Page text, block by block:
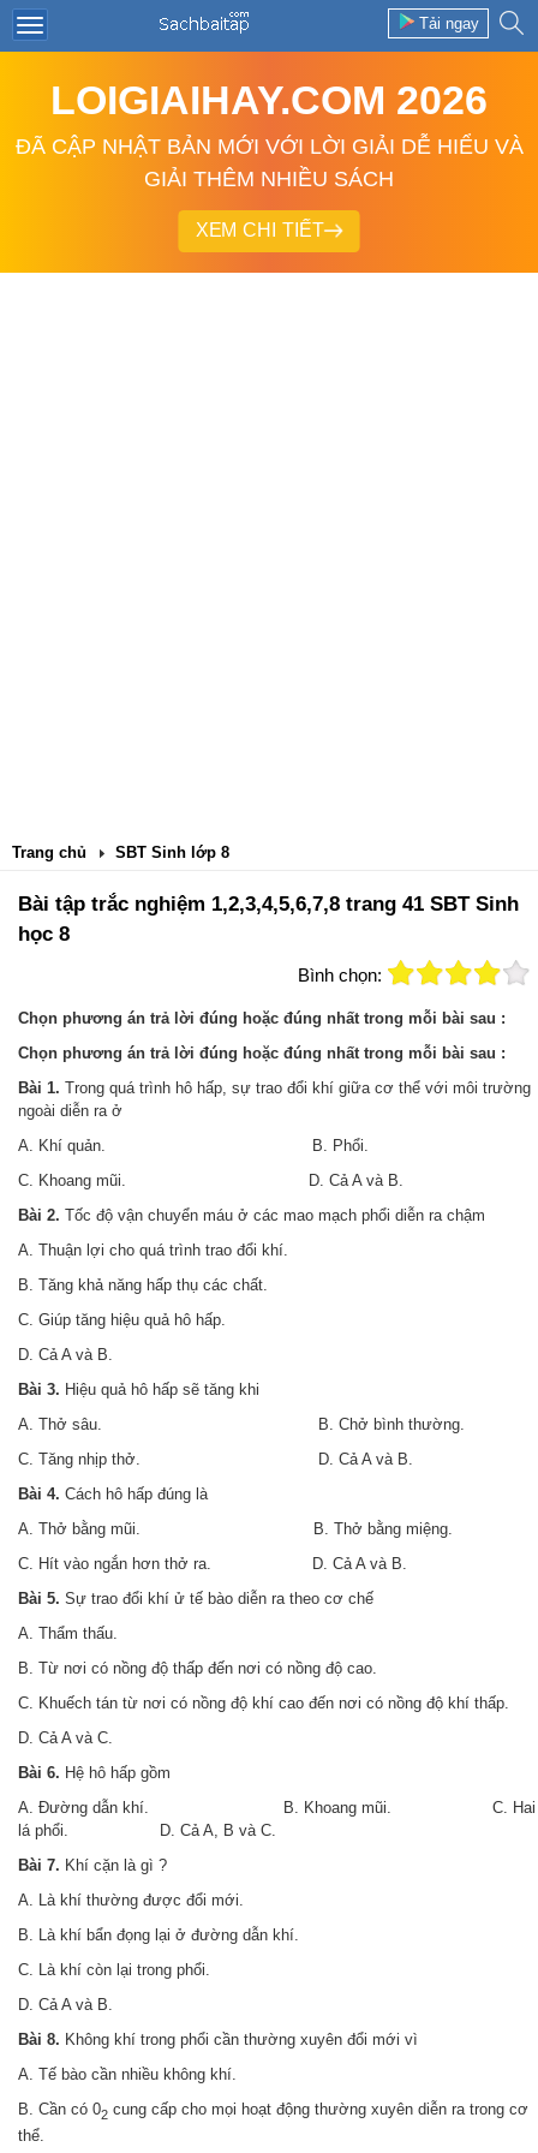
Tải ngay
LOIGIAIHAY.COM 2026
ĐÃ CẬP NHẬT BẢN MỚI VỚI LỜI GIẢI DỄ HIỂU VÀ
GIẢI THÊM NHIỀU SÁCH
XEM CHI TIẾT
Trang chủ SBT Sinh lớp 8
Bài tập trắc nghiệm 1,2,3,4,5,6,7,8 trang 41 SBT Sinh
học 8
Bình chọn:
Chọn phương án trả lời đúng hoặc đúng nhất trong mỗi bài sau :
Chọn phương án trả lời đúng hoặc đúng nhất trong mỗi bài sau :
Bài 1. Trong quá trình hô hấp, sự trao đổi khí giữa cơ thể với môi trường
ngoài diễn ra ở
A. Khí quản. B. Phổi.
C. Khoang mũi. D. Cả A và B.
Bài 2. Tốc độ vận chuyển máu ở các mao mạch phổi diễn ra chậm
A. Thuận lợi cho quá trình trao đổi khí.
B. Tăng khả năng hấp thụ các chất.
C. Giúp tăng hiệu quả hô hấp.
D. Cả A và B.
Bài 3. Hiệu quả hô hấp sẽ tăng khi
A. Thở sâu. B. Chở bình thường.
C. Tăng nhịp thở. D. Cả A và B.
Bài 4. Cách hô hấp đúng là
A. Thở bằng mũi. B. Thở bằng miệng.
C. Hít vào ngắn hơn thở ra. D. Cả A và B.
Bài 5. Sự trao đổi khí ử tế bào diễn ra theo cơ chế
A. Thẩm thấu.
B. Từ nơi có nồng độ thấp đến nơi có nồng độ cao.
C. Khuếch tán từ nơi có nồng độ khí cao đến nơi có nồng độ khí thấp.
D. Cả A và C.
Bài 6. Hệ hô hấp gồm
A. Đường dẫn khí. B. Khoang mũi. C. Hai
lá phổi. D. Cả A, B và C.
Bài 7. Khí cặn là gì ?
A. Là khí thường được đổi mới.
B. Là khí bẩn đọng lại ở đường dẫn khí.
C. Là khí còn lại trong phổi.
D. Cả A và B.
Bài 8. Không khí trong phổi cần thường xuyên đổi mới vì
A. Tế bào cần nhiều không khí.
B. Cần có 02 cung cấp cho mọi hoạt động thường xuyên diễn ra trong cơ
thể.